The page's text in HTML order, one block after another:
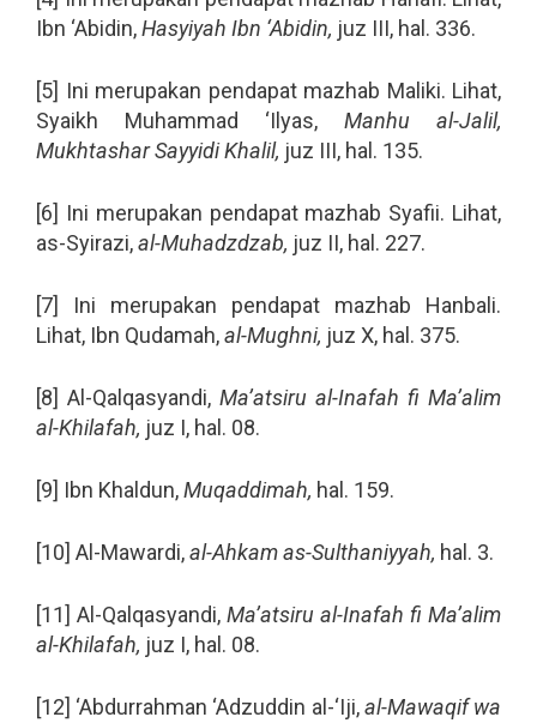
Ibn ‘Abidin,Hasyiyah Ibn ‘Abidin, juz III, hal. 336.
[5] Ini merupakan pendapat mazhab Maliki. Lihat,
Syaikh Muhammad ‘Ilyas, Manhu al-Jalil,
Mukhtashar Sayyidi Khalil, juz III, hal. 135.
[6] Ini merupakan pendapat mazhab Syafii. Lihat,
as-Syirazi,al-Muhadzdzab, juz II, hal. 227.
[7] Ini merupakan pendapat mazhab Hanbali.
Lihat, Ibn Qudamah,al-Mughni, juz X, hal. 375.
[8] Al-Qalqasyandi, Ma’atsiru al-Inafah fi Ma’alim
al-Khilafah, juz I, hal. 08.
[9] Ibn Khaldun,Muqaddimah, hal. 159.
[10] Al-Mawardi,al-Ahkam as-Sulthaniyyah, hal. 3.
[11] Al-Qalqasyandi, Ma’atsiru al-Inafah fi Ma’alim
al-Khilafah, juz I, hal. 08.
[12] ‘Abdurrahman ‘Adzuddin al-‘Iji,al-Mawaqif wa